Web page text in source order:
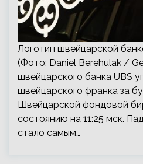
Логотип швейцарской
(Фото: Daniel Berehulak /
швейцарского банка UBS
швейцарского франка за
Швейцарской фондовой
состоянию на 11:25 мск.
стало самым…